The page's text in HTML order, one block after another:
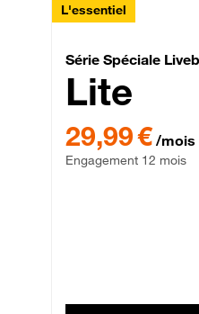
L'essentiel
Série
Série Spéciale
Lite
29,99 € par mois ,
29,99 € /mois
Engagement 12 mois